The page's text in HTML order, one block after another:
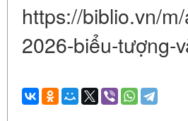
https://biblio.vn/
2026-biểu-tượng-